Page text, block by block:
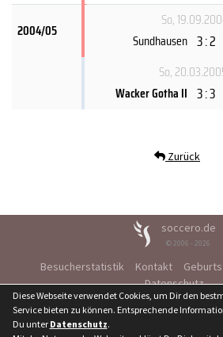
2004/05
So,
Sundhausen 3 : 2
So,
Wacker Gotha II 3 : 3
Zurück
soccero.de
© 2006 - 2026
Besucherstatistik Kontakt
Datenschutz
Diese Webseite verwendet Cookies, um Dir den
Service bieten zu können. Entsprechende
Du unter Datenschutz.